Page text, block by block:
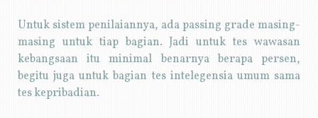
Untuk sistem penilaiannya, ada passing grade masing-
masing untuk tiap bagian. Jadi untuk tes wawasan
kebangsaan itu minimal benarnya berapa persen,
begitu juga untuk bagian tes intelegensia umum sama
tes kepribadian.